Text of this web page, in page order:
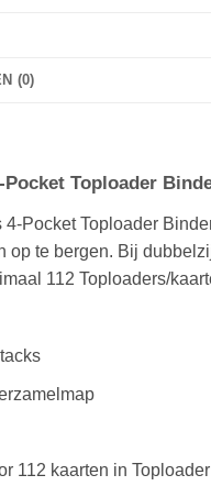
(0)
Pocket Toploader
4-Pocket Toploader
op te bergen. Bij
112 Toploaders/
112 kaarten in Toploader